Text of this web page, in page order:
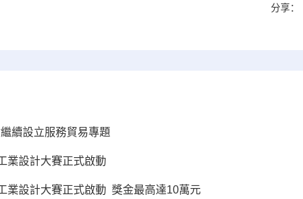
分享：
續設立服務貿易專題
業設計大賽正式啟動
業設計大賽正式啟動 獎金最高達10萬元